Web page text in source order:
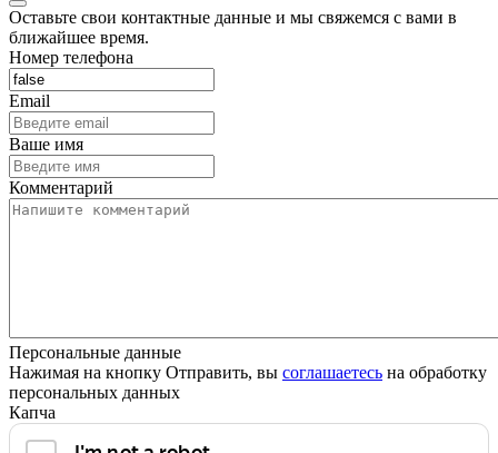
Оставьте свои контактные данные и мы свяжемся с вами в
ближайшее время.
Номер телефона
Email
Ваше имя
Комментарий
Персональные данные
Нажимая на кнопку Отправить, вы соглашаетесь на обработку
персональных данных
Капча